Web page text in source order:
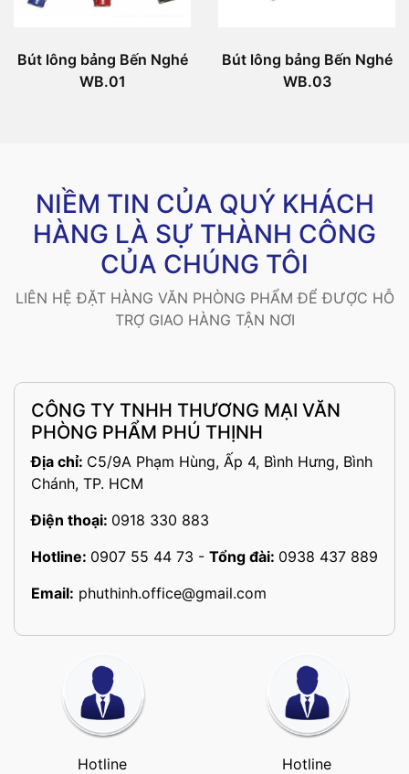
Bút lông bảng Bến Nghé
WB.01
Bút lông bảng Bến Nghé
WB.03
NIỀM TIN CỦA QUÝ KHÁCH
HÀNG LÀ SỰ THÀNH CÔNG
CỦA CHÚNG TÔI
LIÊN HỆ ĐẶT HÀNG VĂN PHÒNG PHẨM ĐỂ ĐƯỢC HỖ
TRỢ GIAO HÀNG TẬN NƠI
CÔNG TY TNHH THƯƠNG MẠI VĂN
PHÒNG PHẨM PHÚ THỊNH
Địa chỉ: C5/9A Phạm Hùng, Ấp 4, Bình Hưng, Bình
Chánh, TP. HCM
Điện thoại: 0918 330 883
Hotline: 0907 55 44 73 - Tổng đài: 0938 437 889
Email: phuthinh.office@gmail.com
Hotline
Hotline